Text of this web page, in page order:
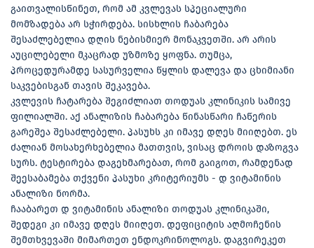
გაითვალისწინეთ, რომ ამ კვლევას სპეციალური
მომზადება არ სჭირდება. სისხლის ჩაბარება
შესაძლებელია დღის ნებისმიერ მონაკვეთში. არ არის
აუცილებელი მკაცრად უზმოზე ყოფნა. თუმცა,
პროცედურამდე სასურველია წყლის დალევა და ცხიმიანი
საკვებისგან თავის შეკავება.
კვლევის ჩატარება შეგიძლიათ თოდუას კლინიკის სამივე
ფილიალში. აქ ანალიზის ჩაბარება წინასწარი ჩაწერის
გარეშეა შესაძლებელი. პასუხს კი იმავე დღეს მიიღებთ. ეს
ძალიან მოსახერხებელია მათთვის, ვისაც დროის დაზოგვა
სურს. ტესტირება დაგეხმარებათ, რომ გაიგოთ, რამდენად
შეესაბამება თქვენი პასუხი კრიტერიუმს - დ ვიტამინის
ანალიზი ნორმა.
ჩააბარეთ დ ვიტამინის ანალიზი თოდუას კლინიკაში,
შედეგი კი იმავე დღეს მიიღეთ. დეფიციტის აღმოჩენის
შემთხვევაში მიმართეთ ენდოკრინოლოგს. დაგვირეკეთ